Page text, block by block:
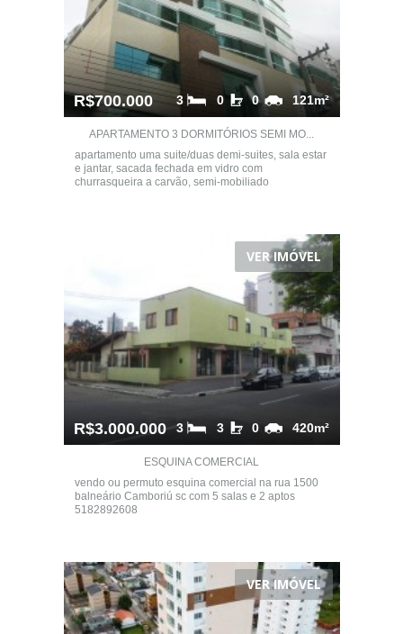
R$700.000 121m²
0
0
3
APARTAMENTO 3 DORMITÓRIOS SEMI MO...
apartamento uma suite/duas demi-suites, sala estar
e jantar, sacada fechada em vidro com
churrasqueira a carvão, semi-mobiliado
VER IMÓVEL
R$3.000.000 420m²
0
3
3
ESQUINA COMERCIAL
vendo ou permuto esquina comercial na rua 1500
balneário Camboriú sc com 5 salas e 2 aptos
5182892608
VER IMÓVEL